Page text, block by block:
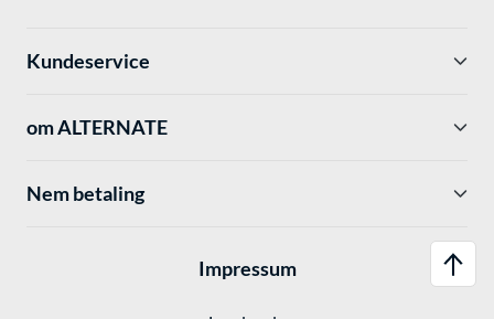
Kundeservice
om ALTERNATE
Nem betaling
Impressum